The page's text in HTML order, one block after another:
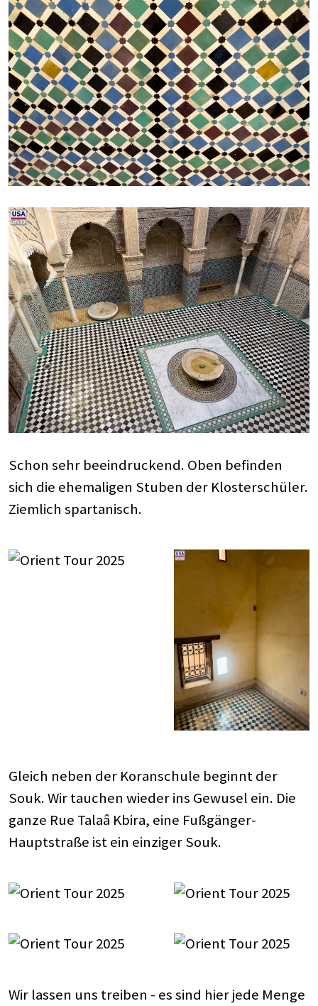
Schon sehr beeindruckend. Oben befinden
sich die ehemaligen Stuben der Klosterschüler.
Ziemlich spartanisch.
Gleich neben der Koranschule beginnt der
Souk. Wir tauchen wieder ins Gewusel ein. Die
ganze Rue Talaâ Kbira, eine Fußgänger-
Hauptstraße ist ein einziger Souk.
Wir lassen uns treiben - es sind hier jede Menge